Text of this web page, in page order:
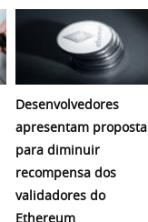
Desenvolvedores
apresentam proposta
para diminuir
recompensa dos
validadores do
Ethereum